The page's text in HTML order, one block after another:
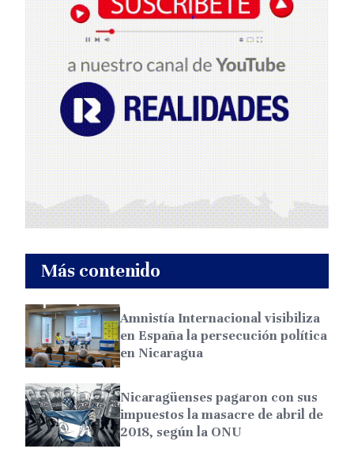
Más contenido
Amnistía Internacional visibiliza
en España la persecución política
en Nicaragua
Nicaragüenses pagaron con sus
impuestos la masacre de abril de
2018, según la ONU